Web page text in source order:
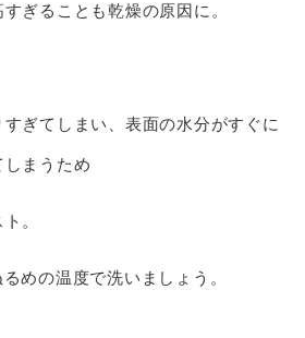
ぎることも乾燥の原因に。
ぎてしまい、表面の水分がすぐに
まうため
。
めの温度で洗いましょう。